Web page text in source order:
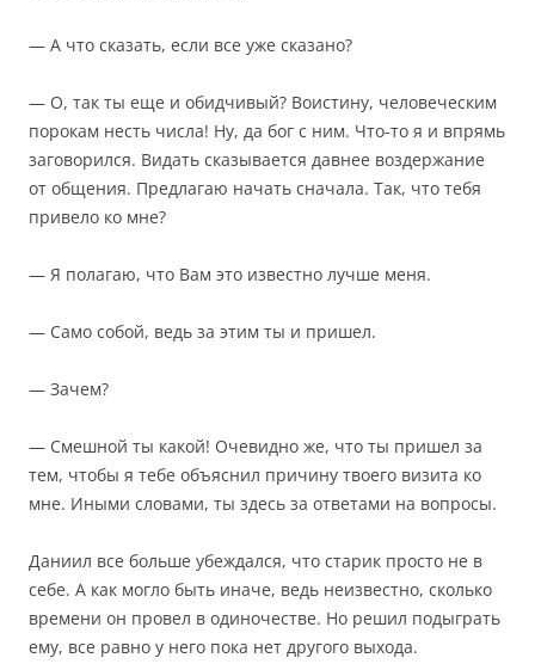
— А что сказать, если все уже сказано?
— О, так ты еще и обидчивый? Воистину, человеческим
порокам несть числа! Ну, да бог с ним. Что-то я и впрямь
заговорился. Видать сказывается давнее воздержание
от общения. Предлагаю начать сначала. Так, что тебя
привело ко мне?
— Я полагаю, что Вам это известно лучше меня.
— Само собой, ведь за этим ты и пришел.
— Зачем?
— Смешной ты какой! Очевидно же, что ты пришел за
тем, чтобы я тебе объяснил причину твоего визита ко
мне. Иными словами, ты здесь за ответами на вопросы.
Даниил все больше убеждался, что старик просто не в
себе. А как могло быть иначе, ведь неизвестно, сколько
времени он провел в одиночестве. Но решил подыграть
ему, все равно у него пока нет другого выхода.